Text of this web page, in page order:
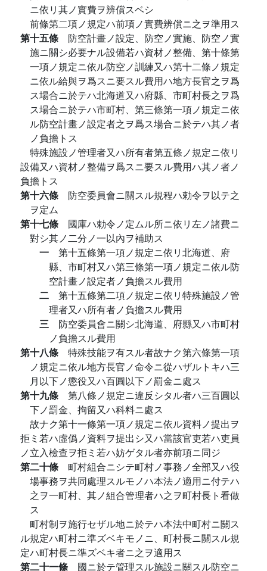
ニ依リ其ノ實費ヲ辨償スベシ
前條第二項ノ規定ハ前項ノ實費辨償ニ之ヲ準用ス
第十五條 防空計畫ノ設定、防空ノ實施、防空ノ實
施ニ關シ必要ナル設備若ハ資材ノ整備、第十條第
一項ノ規定ニ依ル防空ノ訓練又ハ第十二條ノ規定
ニ依ル給與ヲ爲スニ要スル費用ハ地方長官之ヲ爲
ス場合ニ於テハ北海道又ハ府縣、市町村長之ヲ爲
ス場合ニ於テハ市町村、第三條第一項ノ規定ニ依
ル防空計畫ノ設定者之ヲ爲ス場合ニ於テハ其ノ者
ノ負擔トス
特殊施設ノ管理者又ハ所有者第五條ノ規定ニ依リ
設備又ハ資材ノ整備ヲ爲スニ要スル費用ハ其ノ者ノ
負擔トス
第十六條 防空委員會ニ關スル規程ハ勅令ヲ以テ之
ヲ定ム
第十七條 國庫ハ勅令ノ定ムル所ニ依リ左ノ諸費ニ
對シ其ノ二分ノ一以內ヲ補助ス
一 第十五條第一項ノ規定ニ依リ北海道、府
縣、市町村又ハ第三條第一項ノ規定ニ依ル防
空計畫ノ設定者ノ負擔スル費用
二 第十五條第二項ノ規定ニ依リ特殊施設ノ管
理者又ハ所有者ノ負擔スル費用
三 防空委員會ニ關シ北海道、府縣又ハ市町村
ノ負擔スル費用
第十八條 特殊技能ヲ有スル者故ナク第六條第一項
ノ規定ニ依ル地方長官ノ命令ニ從ハザルトキハ三
月以下ノ懲役又ハ百圓以下ノ罰金ニ處ス
第十九條 第八條ノ規定ニ違反シタル者ハ三百圓以
下ノ罰金、拘留又ハ科料ニ處ス
故ナク第十一條第一項ノ規定ニ依ル資料ノ提出ヲ
拒ミ若ハ虛僞ノ資料ヲ提出シ又ハ當該官吏若ハ吏員
ノ立入檢查ヲ拒ミ若ハ妨ゲタル者亦前項ニ同ジ
第二十條 町村組合ニシテ町村ノ事務ノ全部又ハ役
場事務ヲ共同處理スルモノハ本法ノ適用ニ付テハ
之ヲ一町村、其ノ組合管理者ハ之ヲ町村長ト看做
ス
町村制ヲ施行セザル地ニ於テハ本法中町村ニ關ス
ル規定ハ町村ニ準ズベキモノニ、町村長ニ關スル規
定ハ町村長ニ準ズベキ者ニ之ヲ適用ス
第二十一條 國ニ於テ管理スル施設ニ關スル防空ニ